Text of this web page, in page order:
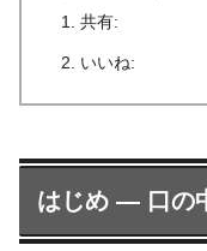
共有:
いいね:
はじめ ― 口の